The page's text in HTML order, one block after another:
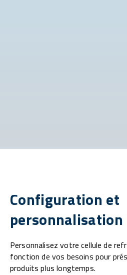
Configuration et
personnalisation
Personnalisez votre cellule de
fonction de vos besoins pour
produits plus longtemps.